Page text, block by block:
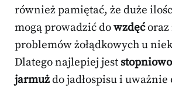
również pamiętać, że duże
mogą prowadzić dowzdęćoraz
problemów żołądkowych u
Dlatego najlepiej jest
jarmużdo jadłospisu i